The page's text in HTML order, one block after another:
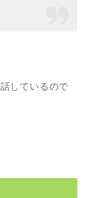
しているので